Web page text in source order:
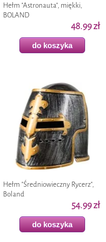
Hełm "Astronauta", miękki,
BOLAND
48.99 zł
do koszyka
Hełm "Średniowieczny Rycerz",
Boland
54.99 zł
do koszyka